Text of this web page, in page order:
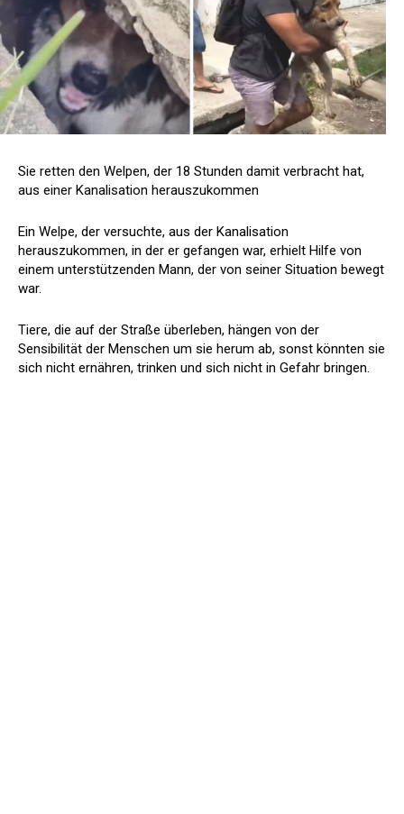
Sie retten den Welpen, der 18 Stunden damit verbracht hat,
aus einer Kanalisation herauszukommen
Ein Welpe, der versuchte, aus der Kanalisation
herauszukommen, in der er gefangen war, erhielt Hilfe von
einem unterstützenden Mann, der von seiner Situation bewegt
war.
Tiere, die auf der Straße überleben, hängen von der
Sensibilität der Menschen um sie herum ab, sonst könnten sie
sich nicht ernähren, trinken und sich nicht in Gefahr bringen.